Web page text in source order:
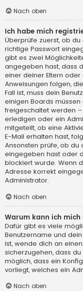
Nach oben
Ich habe mich
Überprüfe zuerst, ob
richtige Passwort
gibt es zwei
angegeben hast, dass
einer deiner Eltern
Anweisungen folgen,
Fall ist, muss dein
einigen Boards
freigeschaltet werden
erledigen oder ein
mitgeteilt, ob eine
E-Mail erhalten hast,
Ansonsten prüfe, ob
eingegeben hast oder
blockiert wurde. Wenn
Adresse korrekt
Administrator.
Nach oben
Warum kann ich
Dafür gibt es viele
Benutzername und
ist, wende dich an
sicherzugehen, dass
möglich, dass ein
vorliegt, welches ein
Nach oben